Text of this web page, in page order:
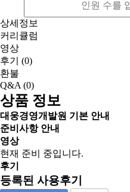
상세정보
커리큘럼
영상
후기 (0)
환불
Q&A (0)
상품 정보
대웅경영개발원 기본 안내
준비사항 안내
영상
현재 준비 중입니다.
후기
등록된 사용후기